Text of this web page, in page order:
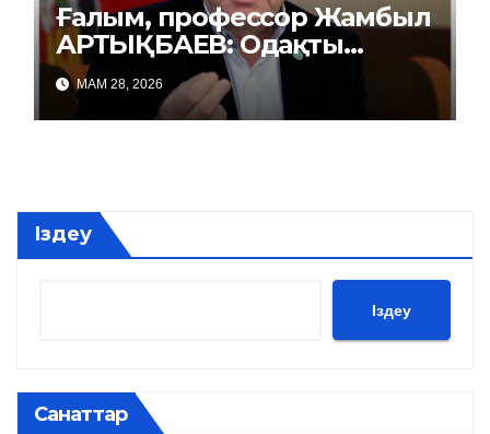
Ғалым, профессор Жамбыл
АРТЫҚБАЕВ: Одақты
репрессиямен басқарды
МАМ 28, 2026
Іздеу
Іздеу
Санаттар